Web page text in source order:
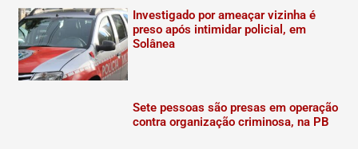
Investigado por ameaçar vizinha é
preso após intimidar policial, em
Solânea
Sete pessoas são presas em operação
contra organização criminosa, na PB